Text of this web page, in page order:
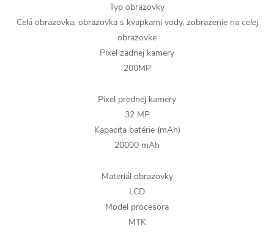
Typ obrazovky
Celá obrazovka, obrazovka s kvapkami vody, zobrazenie na celej
obrazovke
Pixel zadnej kamery
200MP
Pixel prednej kamery
32 MP
Kapacita batérie (mAh)
20000 mAh
Materiál obrazovky
LCD
Model procesora
MTK